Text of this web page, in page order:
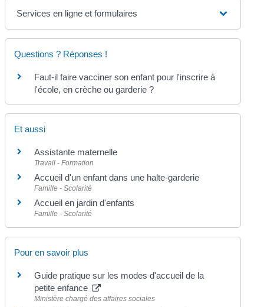
Services en ligne et formulaires
Questions ? Réponses !
Faut-il faire vacciner son enfant pour l'inscrire à
l'école, en crèche ou garderie ?
Et aussi
Assistante maternelle
Travail - Formation
Accueil d'un enfant dans une halte-garderie
Famille - Scolarité
Accueil en jardin d'enfants
Famille - Scolarité
Pour en savoir plus
Guide pratique sur les modes d'accueil de la
petite enfance
Ministère chargé des affaires sociales